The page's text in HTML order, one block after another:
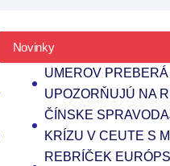
Novinky
UMEROV
UPOZORŇUJÚ NA
ČÍNSKE
KRÍZU V CEUTE S
REBRÍČEK